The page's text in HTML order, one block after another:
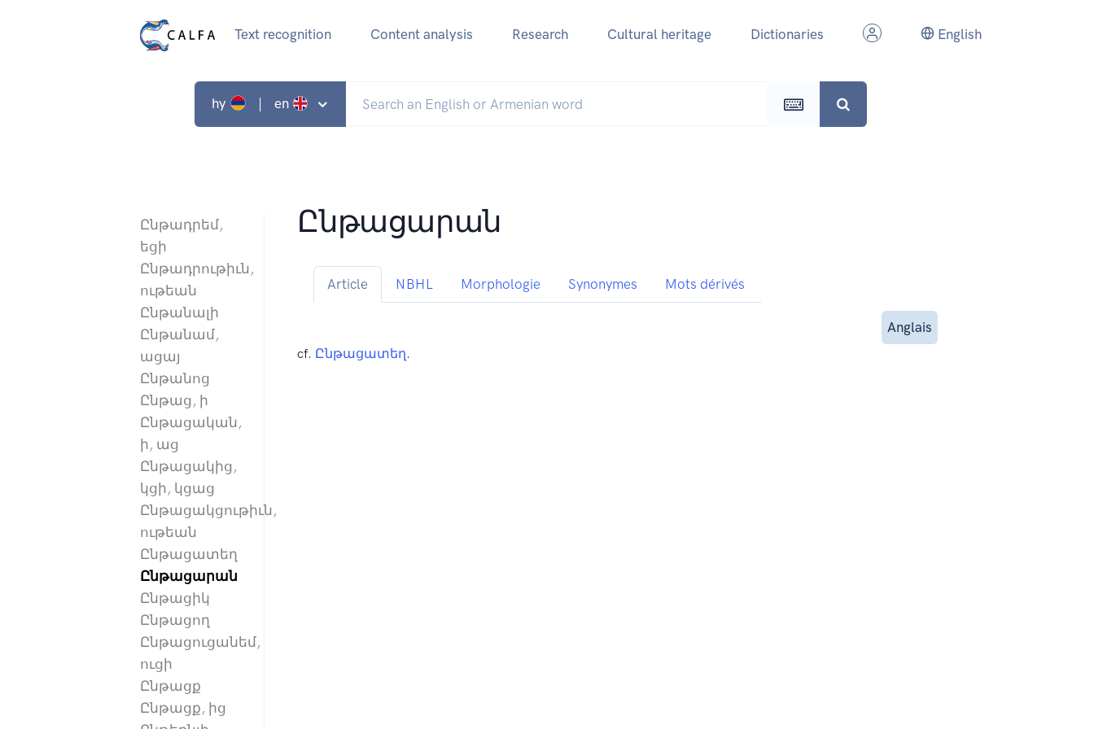
Text recognition Content analysis Research Cultural heritage Dictionaries English
hy | en
Ընթադրեմ,
եցի
Ընթադրութիւն,
ութեան
Ընթանալի
Ընթանամ,
ացայ
Ընթանոց
Ընթաց, ի
Ընթացական,
ի, աց
Ընթացակից,
կցի, կցաց
Ընթացակցութիւն,
ութեան
Ընթացատեղ
Ընթացարան
Ընթացիկ
Ընթացող
Ընթացուցանեմ,
ուցի
Ընթացք
Ընթացք, ից
Ընթացարան
Article NBHL Morphologie Synonymes Mots dérivés
Anglais
cf. Ընթացատեղ.